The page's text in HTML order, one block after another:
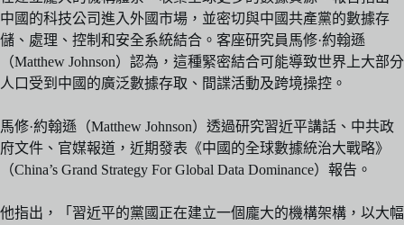
中國的科技公司進入外國市場，並密切與中國共產黨的數據存
儲、處理、控制和安全系統結合。客座研究員馬修·約翰遜
（Matthew Johnson）認為，這種緊密結合可能導致世界上大部分
人口受到中國的廣泛數據存取、間諜活動及跨境操控。
馬修·約翰遜（Matthew Johnson）透過研究習近平講話、中共政
府文件、官媒報道，近期發表《中國的全球數據統治大戰略》
（China’s Grand Strategy For Global Data Dominance）報告。
他指出，「習近平的黨國正在建立一個龐大的機構架構，以大幅